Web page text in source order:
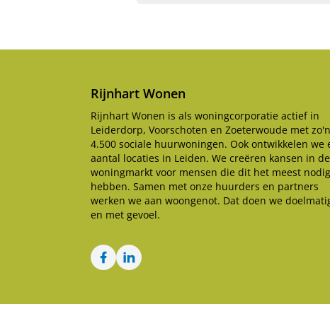
Rijnhart Wonen
Rijnhart Wonen is als woningcorporatie actief in
Leiderdorp, Voorschoten en Zoeterwoude met zo'n
4.500 sociale huurwoningen. Ook ontwikkelen we
aantal locaties in Leiden. We creëren kansen in de
woningmarkt voor mensen die dit het meest nodig
hebben. Samen met onze huurders en partners
werken we aan woongenot. Dat doen we
en met gevoel.
FacebookLinkedIn